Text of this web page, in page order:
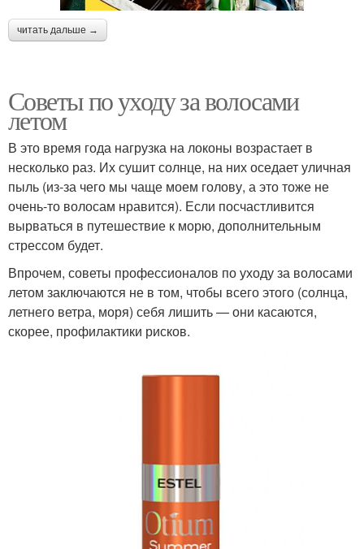
читать дальше →
Советы по уходу за волосами
летом
В это время года нагрузка на локоны возрастает в
несколько раз. Их сушит солнце, на них оседает уличная
пыль (из-за чего мы чаще моем голову, а это тоже не
очень-то волосам нравится). Если посчастливится
вырваться в путешествие к морю, дополнительным
стрессом будет.
Впрочем, советы профессионалов по уходу за волосами
летом заключаются не в том, чтобы всего этого (солнца,
летнего ветра, моря) себя лишить — они касаются,
скорее, профилактики рисков.